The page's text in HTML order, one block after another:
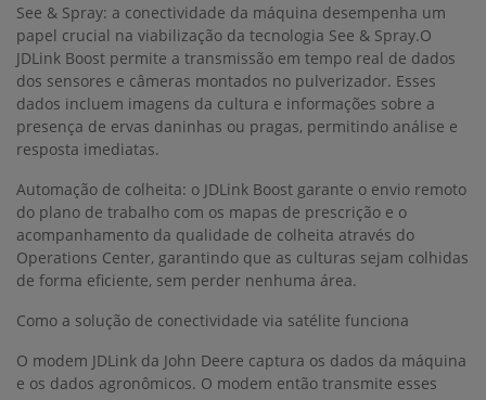
See & Spray: a conectividade da máquina desempenha um
papel crucial na viabilização da tecnologia See & Spray.O
JDLink Boost permite a transmissão em tempo real de dados
dos sensores e câmeras montados no pulverizador. Esses
dados incluem imagens da cultura e informações sobre a
presença de ervas daninhas ou pragas, permitindo análise e
resposta imediatas.
Automação de colheita: o JDLink Boost garante o envio remoto
do plano de trabalho com os mapas de prescrição e o
acompanhamento da qualidade de colheita através do
Operations Center, garantindo que as culturas sejam colhidas
de forma eficiente, sem perder nenhuma área.
Como a solução de conectividade via satélite funciona
O modem JDLink da John Deere captura os dados da máquina
e os dados agronômicos. O modem então transmite esses